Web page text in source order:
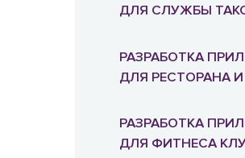
ДЛЯ СЛУЖБЫ
РАЗРАБОТКА
ДЛЯ РЕСТОРАНА
РАЗРАБОТКА
ДЛЯ ФИТНЕСА